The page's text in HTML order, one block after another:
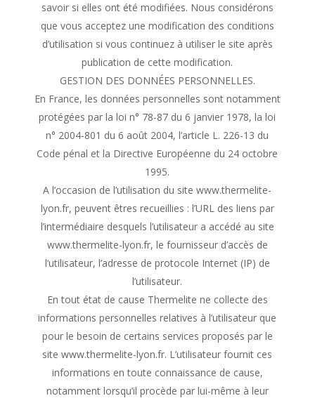
savoir si elles ont été modifiées. Nous considérons
que vous acceptez une modification des conditions
d’utilisation si vous continuez à utiliser le site après
publication de cette modification.
GESTION DES DONNÉES PERSONNELLES.
En France, les données personnelles sont notamment
protégées par la loi n° 78-87 du 6 janvier 1978, la loi
n° 2004-801 du 6 août 2004, l’article L. 226-13 du
Code pénal et la Directive Européenne du 24 octobre
1995.
A l’occasion de l’utilisation du site www.thermelite-
lyon.fr, peuvent êtres recueillies : l’URL des liens par
l’intermédiaire desquels l’utilisateur a accédé au site
www.thermelite-lyon.fr, le fournisseur d’accès de
l’utilisateur, l’adresse de protocole Internet (IP) de
l’utilisateur.
En tout état de cause Thermelite ne collecte des
informations personnelles relatives à l’utilisateur que
pour le besoin de certains services proposés par le
site www.thermelite-lyon.fr. L’utilisateur fournit ces
informations en toute connaissance de cause,
notamment lorsqu’il procède par lui-même à leur